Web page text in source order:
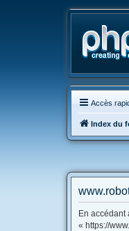
Accès
Index du
En accédant
« https://